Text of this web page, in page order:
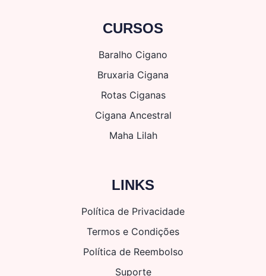
CURSOS
Baralho Cigano
Bruxaria Cigana
Rotas Ciganas
Cigana Ancestral
Maha Lilah
LINKS
Política de Privacidade
Termos e Condições
Política de Reembolso
Suporte